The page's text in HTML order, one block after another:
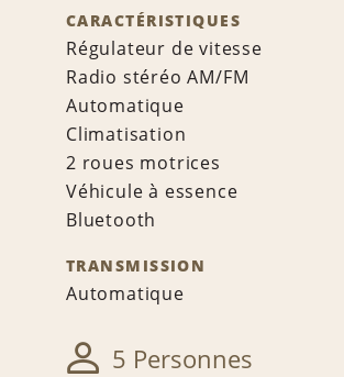
CARACTÉRISTIQUES
Régulateur de vitesse
Radio stéréo AM/FM
Automatique
Climatisation
2 roues motrices
Véhicule à essence
Bluetooth
TRANSMISSION
Automatique
5 Personnes